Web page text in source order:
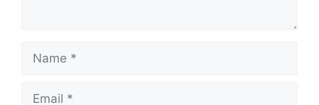
Name
Email